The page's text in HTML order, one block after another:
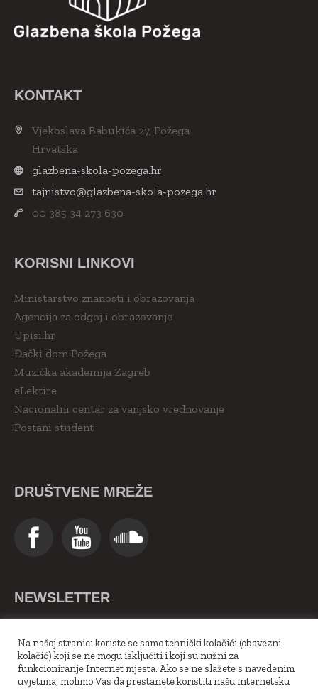
KONTAKT
Vjekoslava Babukića 27, Požega
Hrvatska
glazbena-skola-pozega.hr
tajnistvo@glazbena-skola-pozega.hr
00 385 34 273 630
KORISNI LINKOVI
Ministarstvo znanosti i obrazovanja
Agencija za odgoj i obrazovanje
Upisi.hr
Đački dom Požega
Muzička akademija Zagreb
eLektire
Nacionalni centar za vanjsko vrednovanje
Postani student
DRUŠTVENE MREŽE
NEWSLETTER
Na našoj stranici koriste se samo tehnički kolačići (obavezni
kolačić) koji se ne mogu isključiti i koji su nužni za
funkcioniranje Internet mjesta. Ako se ne slažete s navedenim
uvjetima, molimo Vas da prestanete koristiti našu internetsku